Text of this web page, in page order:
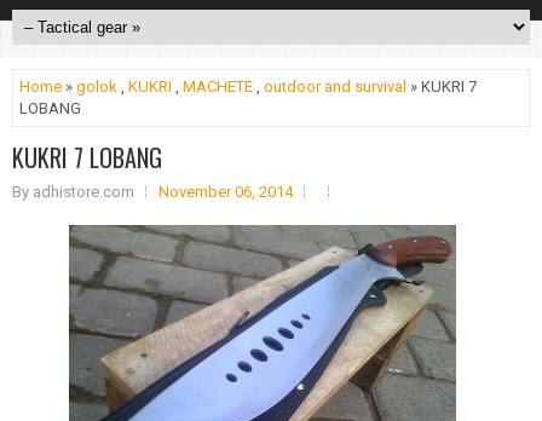
Home » golok , KUKRI , MACHETE , outdoor and survival » KUKRI 7
LOBANG
KUKRI 7 LOBANG
By adhistore.com November 06, 2014